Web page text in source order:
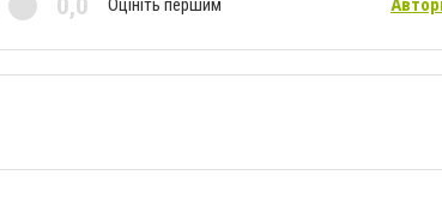
Оцініть першим